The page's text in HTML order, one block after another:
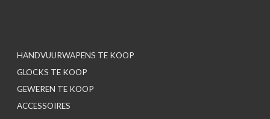
HANDVUURWAPENS TE KOOP
GLOCKS TE KOOP
GEWEREN TE KOOP
ACCESSOIRES